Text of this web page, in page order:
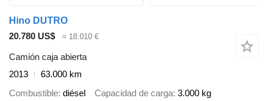
Hino DUTRO
20.780 US$
≈ 18.010 €
Camión caja abierta
2013
63.000 km
Combustible diésel Capacidad de carga 3.000 kg